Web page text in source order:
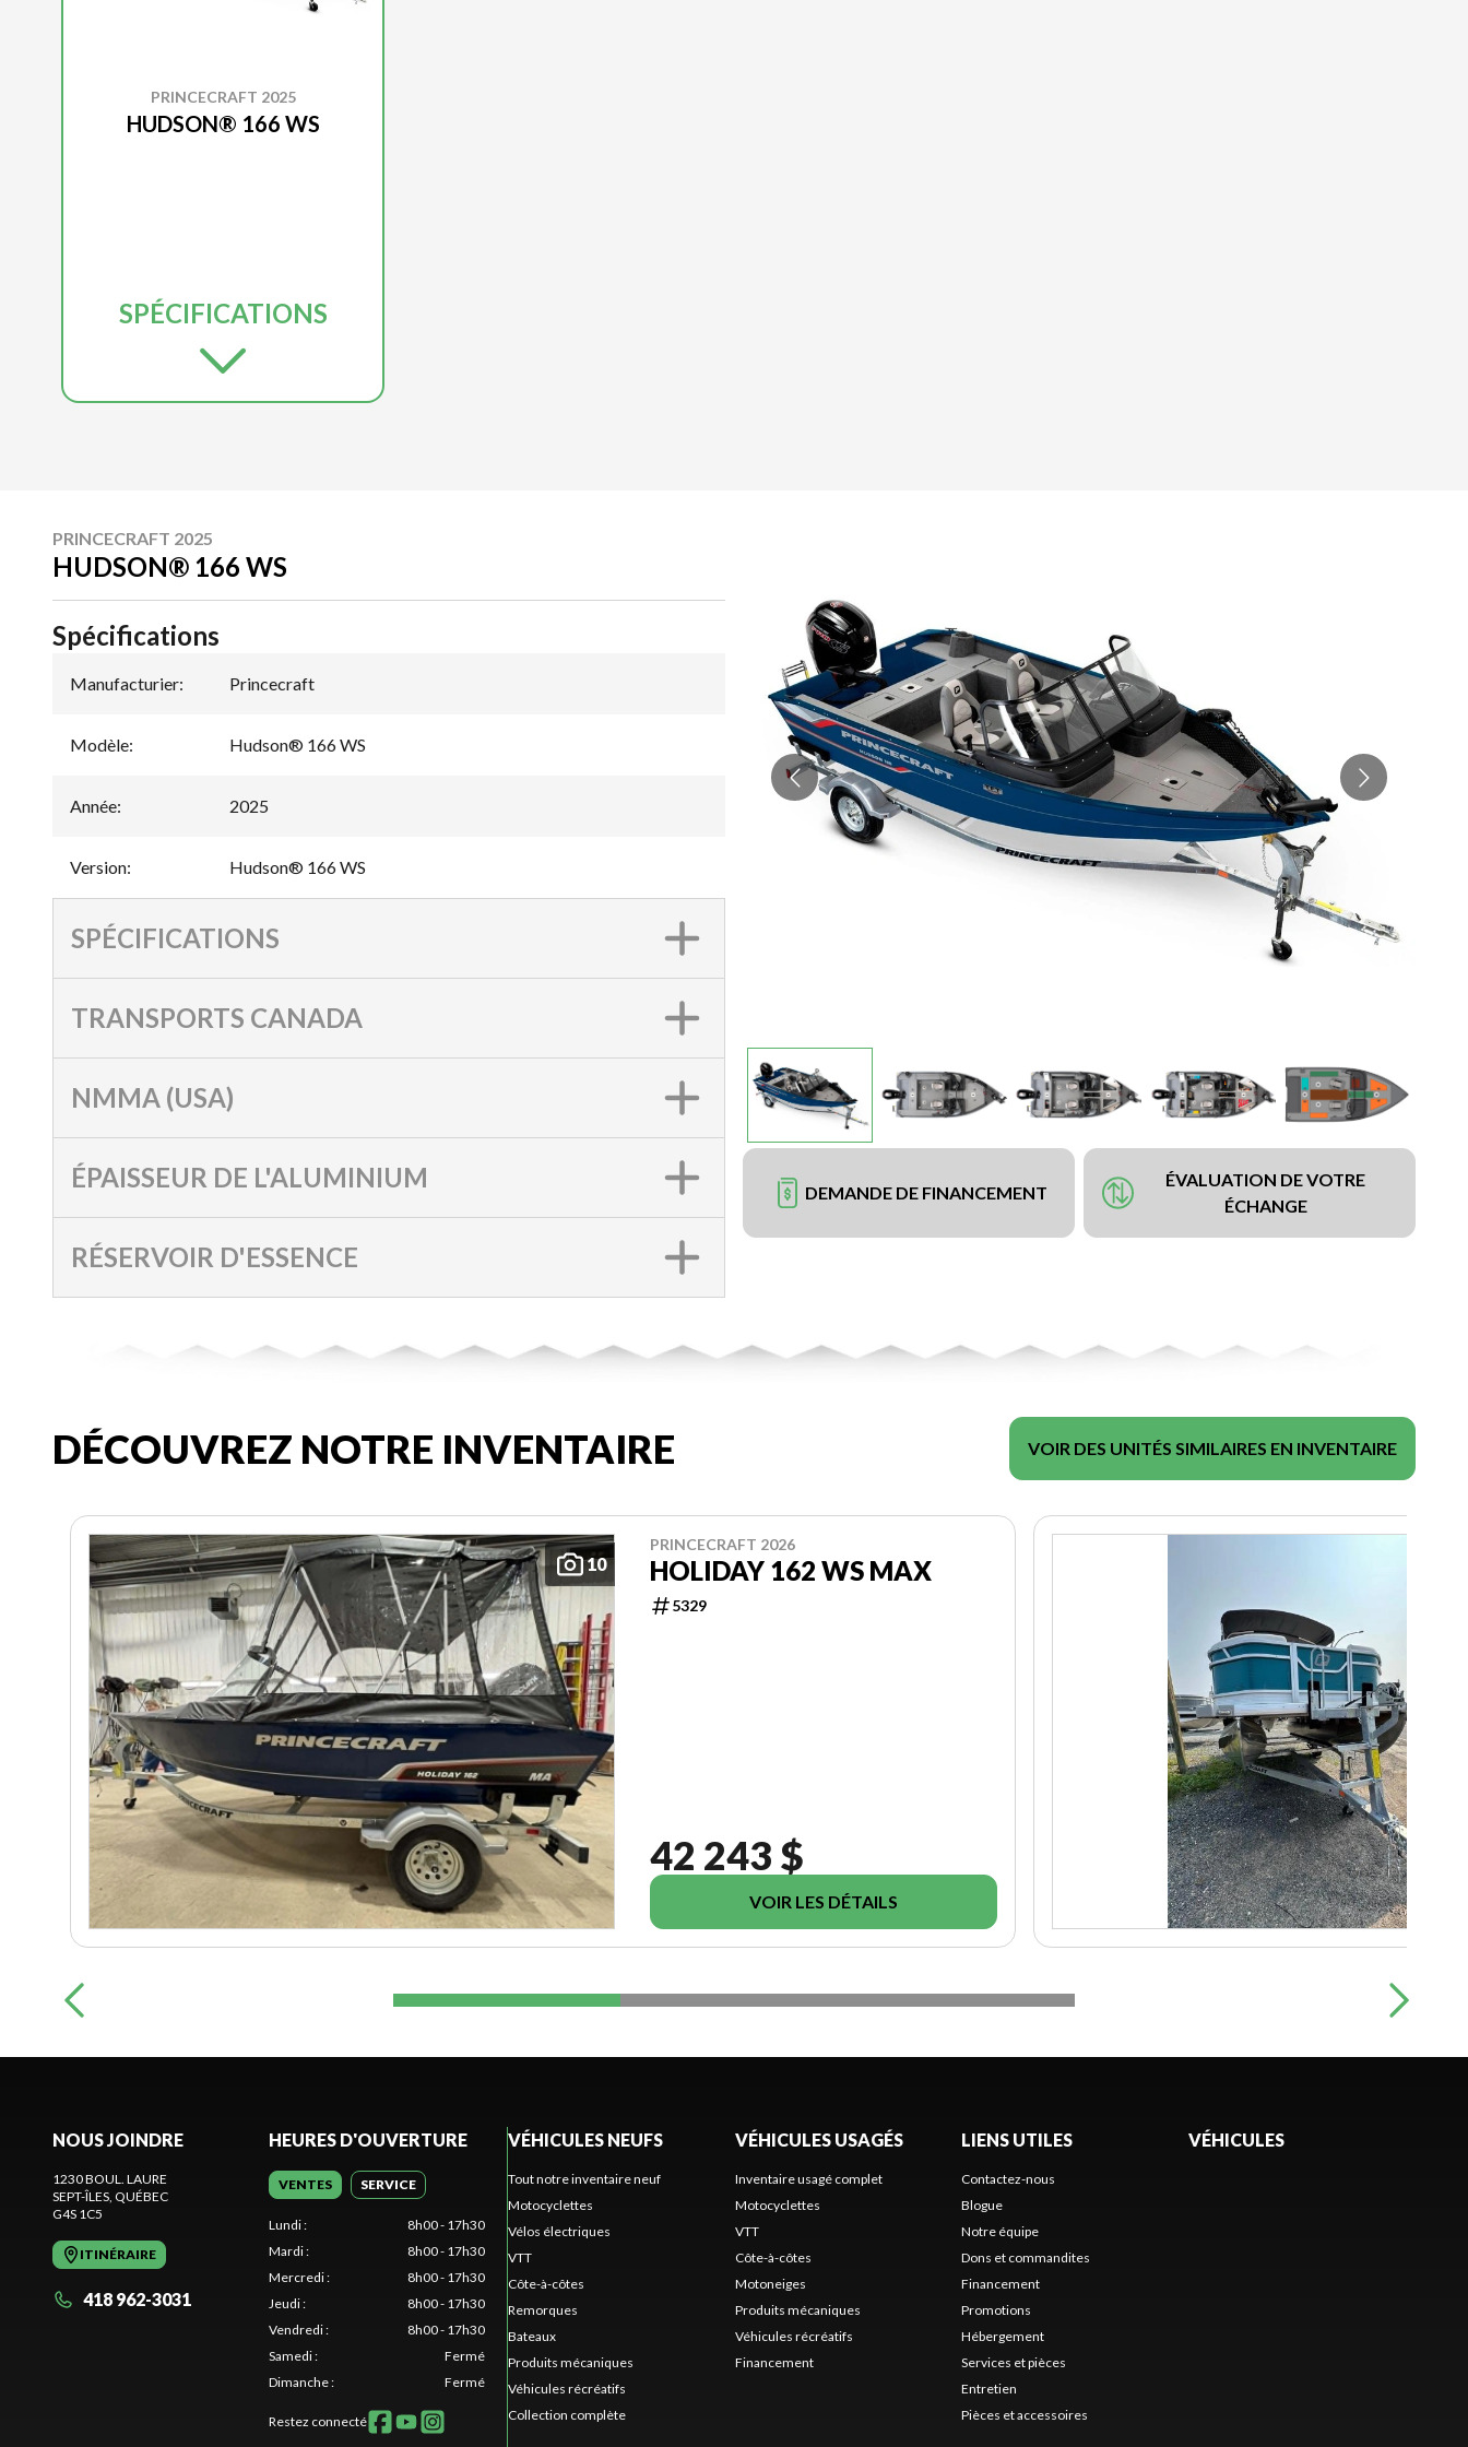
PRINCECRAFT 2025
HUDSON® 166 WS
SPÉCIFICATIONS
PRINCECRAFT 2025
HUDSON® 166 WS
DEMANDE DE FINANCEMENT
ÉVALUATION DE VOTRE
ÉCHANGE
Spécifications
Manufacturier: Princecraft
Modèle: Hudson® 166 WS
Année: 2025
Version: Hudson® 166 WS
SPÉCIFICATIONS
TRANSPORTS CANADA
NMMA (USA)
ÉPAISSEUR DE L'ALUMINIUM
RÉSERVOIR D'ESSENCE
DÉCOUVREZ NOTRE INVENTAIRE VOIR DES UNITÉS SIMILAIRES EN INVENTAIRE
10
PRINCECRAFT 2026
HOLIDAY 162 WS MAX
5329
42 243 $
VOIR LES DÉTAILS
NOUS JOINDRE
1230 BOUL. LAURE
SEPT-ÎLES , QUÉBEC
G4S 1C5
ITINÉRAIRE
418 962-3031
HEURES D'OUVERTURE
VENTES SERVICE
Lundi:
8h00 - 17h30
Mardi:
8h00 - 17h30
Mercredi:
8h00 - 17h30
Jeudi:
8h00 - 17h30
Vendredi:
8h00 - 17h30
Samedi:
Fermé
Dimanche: Fermé
Restez connecté
VÉHICULES NEUFS
Tout notre inventaire neuf
Motocyclettes
Vélos électriques
VTT
Côte-à-côtes
Remorques
Bateaux
Produits mécaniques
Véhicules récréatifs
Collection complète
VÉHICULES USAGÉS
Inventaire usagé complet
Motocyclettes
VTT
Côte-à-côtes
Motoneiges
Produits mécaniques
Véhicules récréatifs
Financement
LIENS UTILES
Contactez-nous
Blogue
Notre équipe
Dons et commandites
Financement
Promotions
Hébergement
Services et pièces
Entretien
Pièces et accessoires
VÉHICULES